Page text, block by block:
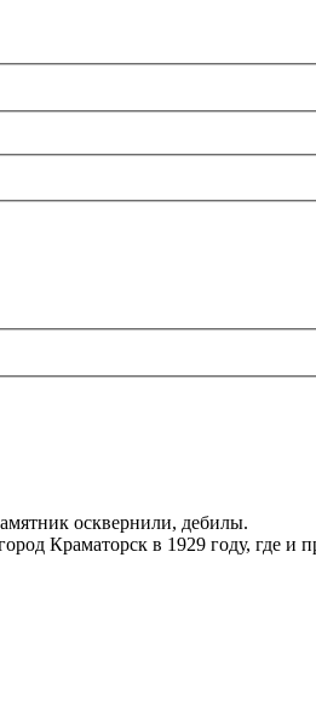
осквернили, дебилы.
Краматорск в 1929 году, где и